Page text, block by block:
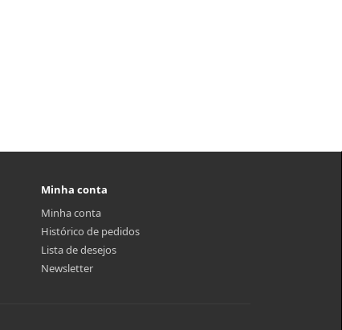
Minha conta
Minha conta
Histórico de pedidos
Lista de desejos
Newsletter